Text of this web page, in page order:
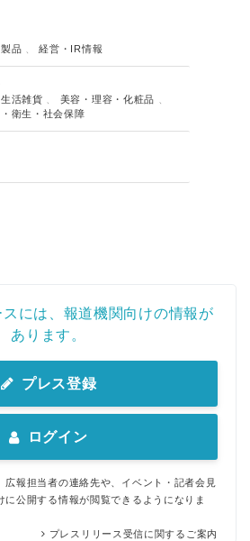
品 、経営・IR情報
活雑貨 美容・理容・化粧品
衛生・社会保障
には、報道機関向けの情報が
あります。
プレス登録
ログイン
広報担当者の連絡先や、イベント・記者会見
に公開する情報が閲覧できるようになりま
プレスリリース受信に関するご案内